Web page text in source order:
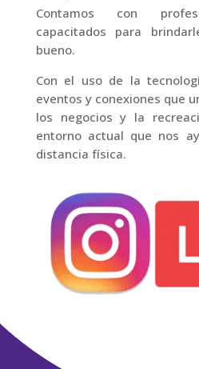
Contamos con
capacitados para
bueno.
Con el uso de la
eventos y conexiones que
los negocios y la
entorno actual que nos
distancia física.